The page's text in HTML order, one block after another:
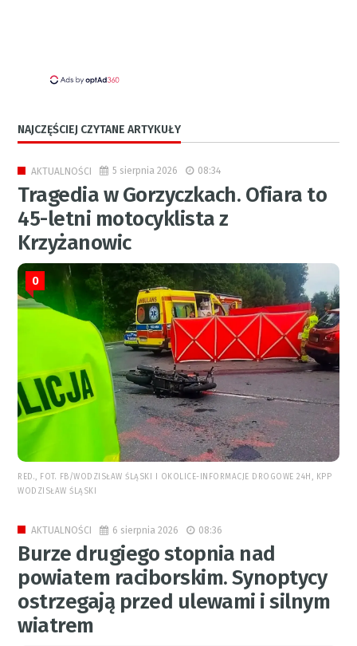
NAJCZĘŚCIEJ CZYTANE ARTYKUŁY
AKTUALNOŚCI 5 sierpnia 2026 08:34
Tragedia w Gorzyczkach. Ofiara to
45-letni motocyklista z
Krzyżanowic
0
RED., FOT. FB/WODZISŁAW ŚLĄSKI I OKOLICE-INFORMACJE DROGOWE 24H, KPP
WODZISŁAW ŚLĄSKI
AKTUALNOŚCI 6 sierpnia 2026 08:36
Burze drugiego stopnia nad
powiatem raciborskim. Synoptycy
ostrzegają przed ulewami i silnym
wiatrem